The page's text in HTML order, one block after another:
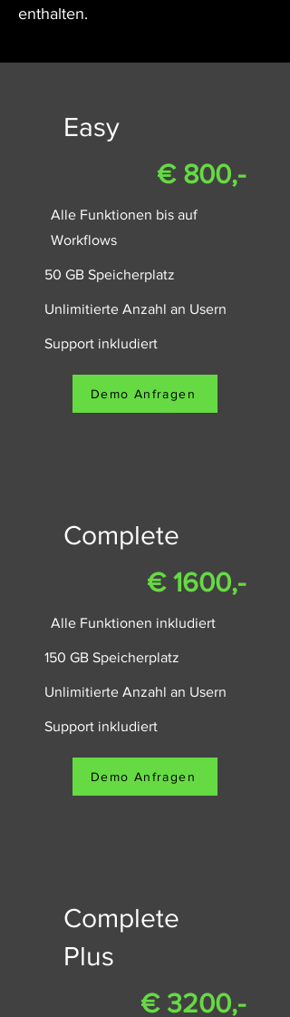
enthalten.
Easy
€ 800,-
Alle Funktionen bis auf
Workflows
50 GB Speicherplatz
Unlimitierte Anzahl an Usern
Support inkludiert
Demo Anfragen
Complete
€ 1600,-
Alle Funktionen inkludiert
150 GB Speicherplatz
Unlimitierte Anzahl an Usern
Support inkludiert
Demo Anfragen
Complete
Plus
€ 3200,-